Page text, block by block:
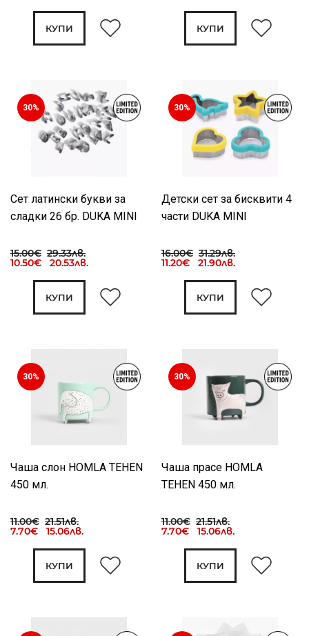
КУПИ КУПИ
30%
Сет латински букви за
сладки 26 бр. DUKA MINI
15.00€ 29.33лв.
10.50€ 20.53лв.
КУПИ
30%
Детски сет за бисквити 4
части DUKA MINI
16.00€ 31.29лв.
11.20€ 21.90лв.
КУПИ
30%
Чаша слон HOMLA TEHEN
450 мл.
11.00€ 21.51лв.
7.70€ 15.06лв.
КУПИ
30%
Чаша прасе HOMLA
TEHEN 450 мл.
11.00€ 21.51лв.
7.70€ 15.06лв.
КУПИ